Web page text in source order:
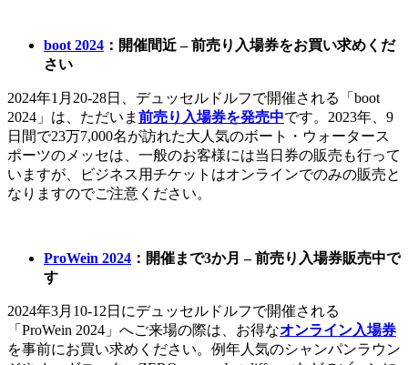
boot 2024 ：開催間近 – 前売り入場券をお買い求めくだ
さい
2024年1月20-28日、デュッセルドルフで開催される「boot
2024」は、ただいま 前売り入場券を発売中です。2023年、9
日間で23万7,000名が訪れた大人気のボート・ウォータース
ポーツのメッセは、一般のお客様には当日券の販売も行って
いますが、ビジネス用チケットはオンラインでのみの販売と
なりますのでご注意ください。
ProWein 2024 ：開催まで3か月 – 前売り入場券販売中で
す
2024年3月10-12日にデュッセルドルフで開催される
「ProWein 2024」へご来場の際は、お得なオンライン入場券
を事前にお買い求めください。例年人気のシャンパンラウン